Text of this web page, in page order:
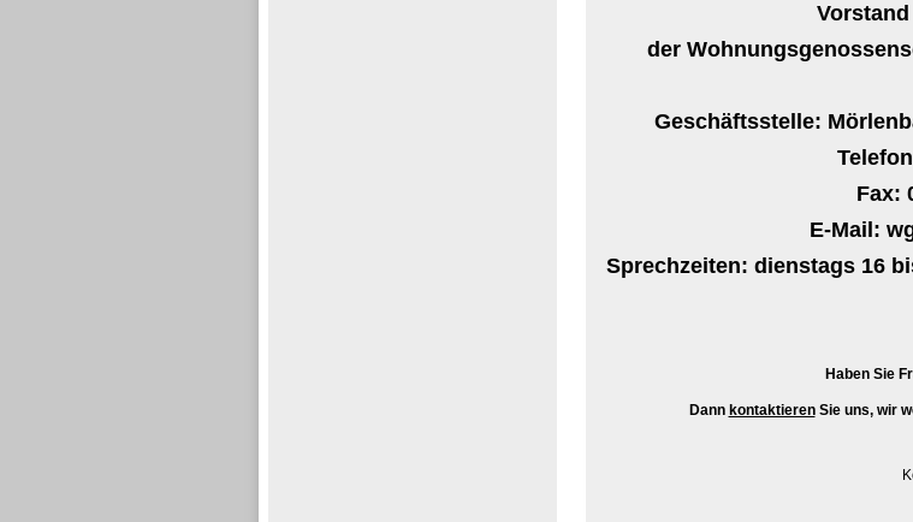
der
Geschäftsstelle:
Fax:
E-Mail:
Sprechzeiten: dienstags 16
Haben Sie
Dann kontaktierenSie uns, wir